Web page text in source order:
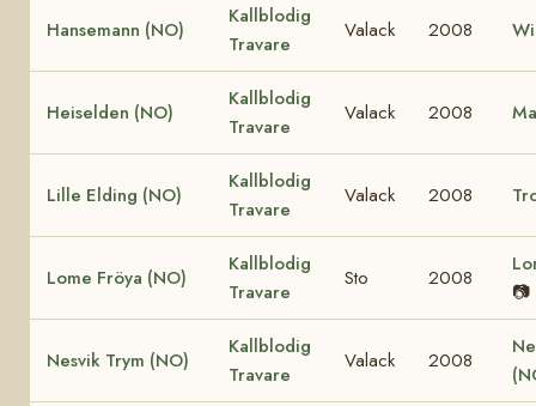
Hansemann (NO)
Kallblodig
Travare
Valack 2008
Heiselden (NO)
Kallblodig
Travare
Valack 2008
Lille Elding (NO)
Kallblodig
Travare
Valack 2008
Lome Fröya (NO)
Kallblodig
Travare
Sto 2008
📷
Nesvik Trym (NO)
Kallblodig
Travare
Valack 2008